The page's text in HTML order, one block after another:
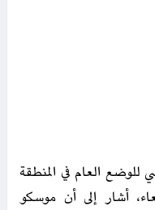
للوضع العام في المنطقة
أشار إلى أن موسكو